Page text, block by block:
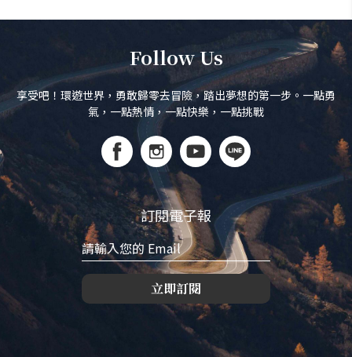
Follow Us
享受吧！環遊世界，勇敢歸零去冒險，踏出夢想的第一步。一點勇
氣，一點熱情，一點快樂，一點挑戰
訂閱電子報
立即訂閱